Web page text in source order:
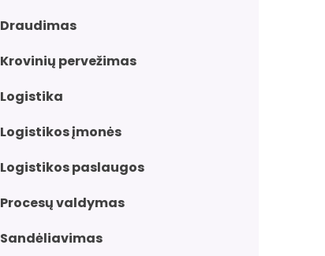
Draudimas
Krovinių pervežimas
Logistika
Logistikos įmonės
Logistikos paslaugos
Procesų valdymas
Sandėliavimas